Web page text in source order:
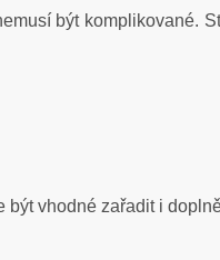
být komplikované.
být vhodné zařadit i